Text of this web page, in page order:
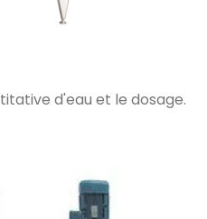
d'eau et le dosage.